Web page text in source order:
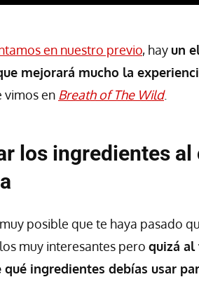
en nuestro previo, hay un
mejorará mucho la
vimos en Breath of The Wild.
los ingredientes al
posible que te haya pasado
muy interesantes pero quizá al
ingredientes debías usar